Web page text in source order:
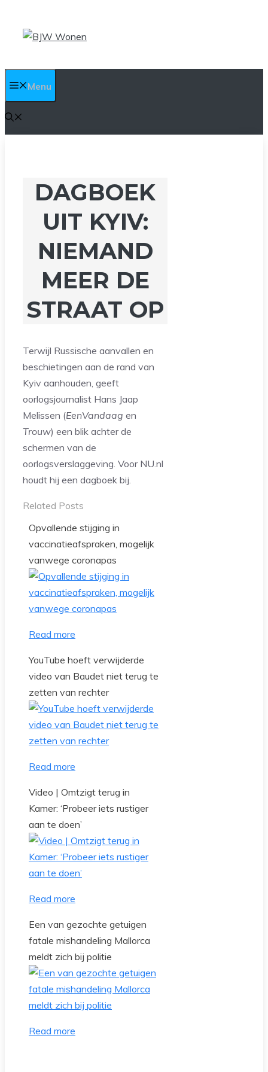
naar
Menu
DAGBOEK
UIT KYIV:
NIEMAND
MEER DE
STRAAT OP
Terwijl Russische aanvallen en
beschietingen aan de rand van
Kyiv aanhouden, geeft
oorlogsjournalist Hans Jaap
Melissen (EenVandaag en
Trouw) een blik achter de
schermen van de
oorlogsverslaggeving. Voor NU.nl
houdt hij een dagboek bij.
Related Posts
Opvallende stijging in
vaccinatieafspraken, mogelijk
vanwege coronapas
Read more
YouTube hoeft verwijderde
video van Baudet niet terug te
zetten van rechter
Read more
Video | Omtzigt terug in
Kamer: ‘Probeer iets rustiger
aan te doen’
Read more
Een van gezochte getuigen
fatale mishandeling Mallorca
meldt zich bij politie
Read more